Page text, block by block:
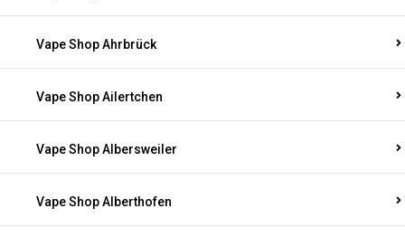
Vape Shop Ahrbrück
Vape Shop Ailertchen
Vape Shop Albersweiler
Vape Shop Alberthofen